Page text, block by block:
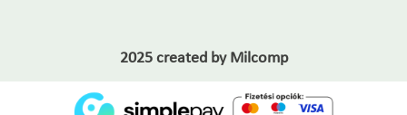
2025 created by Milcomp